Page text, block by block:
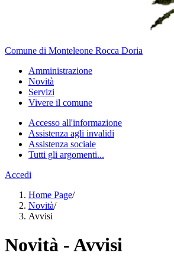
Comune di Monteleone Rocca Doria
Amministrazione
Novità
Servizi
Vivere il comune
Accesso all'informazione
Assistenza agli invalidi
Assistenza sociale
Tutti gli argomenti...
Accedi
Home Page/
Novità/
Avvisi
Novità - Avvisi